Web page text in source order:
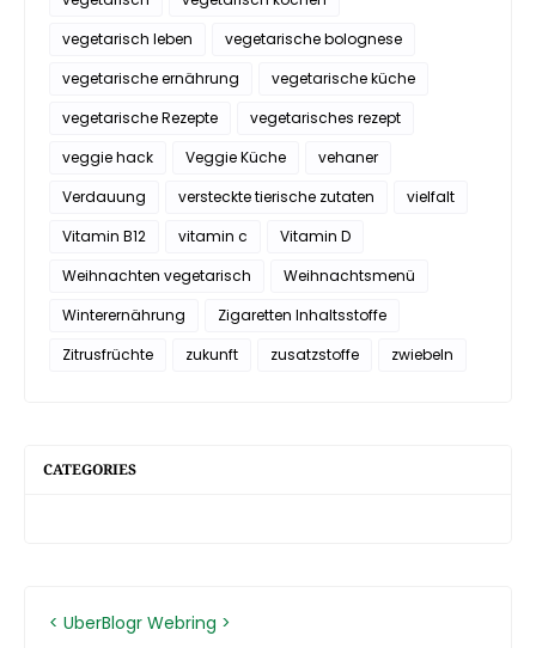
vegetarisch leben
vegetarische bolognese
vegetarische ernährung
vegetarische küche
vegetarische Rezepte
vegetarisches rezept
veggie hack
Veggie Küche
vehaner
Verdauung
versteckte tierische zutaten
vielfalt
Vitamin B12
vitamin c
Vitamin D
Weihnachten vegetarisch
Weihnachtsmenü
Winterernährung
Zigaretten Inhaltsstoffe
Zitrusfrüchte
zukunft zusatzstoffe zwiebeln
CATEGORIES
< UberBlogr Webring >